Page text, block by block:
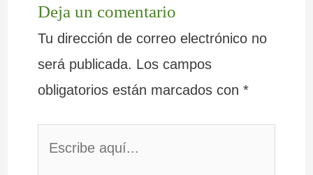
Deja un comentario
Tu dirección de correo electrónico no
será publicada. Los campos
obligatorios están marcados con *